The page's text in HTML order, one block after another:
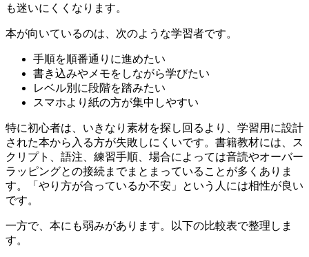
も迷いにくくなります。
本が向いているのは、次のような学習者です。
手順を順番通りに進めたい
書き込みやメモをしながら学びたい
レベル別に段階を踏みたい
スマホより紙の方が集中しやすい
特に初心者は、いきなり素材を探し回るより、学習用に設計
された本から入る方が失敗しにくいです。書籍教材には、ス
クリプト、語注、練習手順、場合によっては音読やオーバー
ラッピングとの接続までまとまっていることが多くありま
す。「やり方が合っているか不安」という人には相性が良い
です。
一方で、本にも弱みがあります。以下の比較表で整理しま
す。